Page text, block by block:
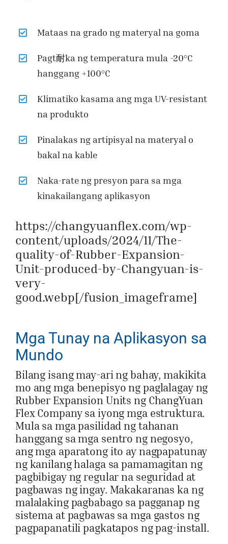
Mataas na grado ng materyal na goma
Pagt耐ka ng temperatura mula -20°C
hanggang +100°C
Klimatiko kasama ang mga UV-resistant
na produkto
Pinalakas ng artipisyal na materyal o
bakal na kable
Naka-rate ng presyon para sa mga
kinakailangang aplikasyon
https://changyuanflex.com/wp-
content/uploads/2024/11/The-
quality-of-Rubber-Expansion-
Unit-produced-by-Changyuan-is-
very-
good.webp[/fusion_imageframe]
Mga Tunay na Aplikasyon sa
Mundo
Bilang isang may-ari ng bahay, makikita
mo ang mga benepisyo ng paglalagay ng
Rubber Expansion Units ng ChangYuan
Flex Company sa iyong mga estruktura.
Mula sa mga pasilidad ng tahanan
hanggang sa mga sentro ng negosyo,
ang mga aparatong ito ay nagpapatunay
ng kanilang halaga sa pamamagitan ng
pagbibigay ng regular na seguridad at
pagbawas ng ingay. Makakaranas ka ng
malalaking pagbabago sa pagganap ng
sistema at pagbawas sa mga gastos ng
pagpapanatili pagkatapos ng pag-install.